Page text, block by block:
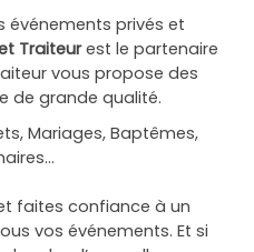
événements privés et
Traiteurest le partenaire
vous propose des
de grande qualité.
Mariages, Baptêmes,
faites confiance à un
vos événements. Et si